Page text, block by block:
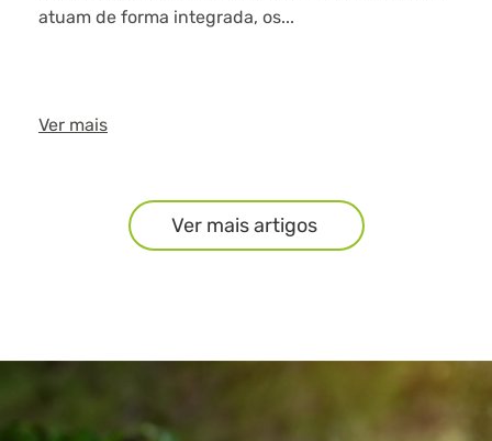
atuam de forma integrada, os...
Ver mais
Ver mais artigos